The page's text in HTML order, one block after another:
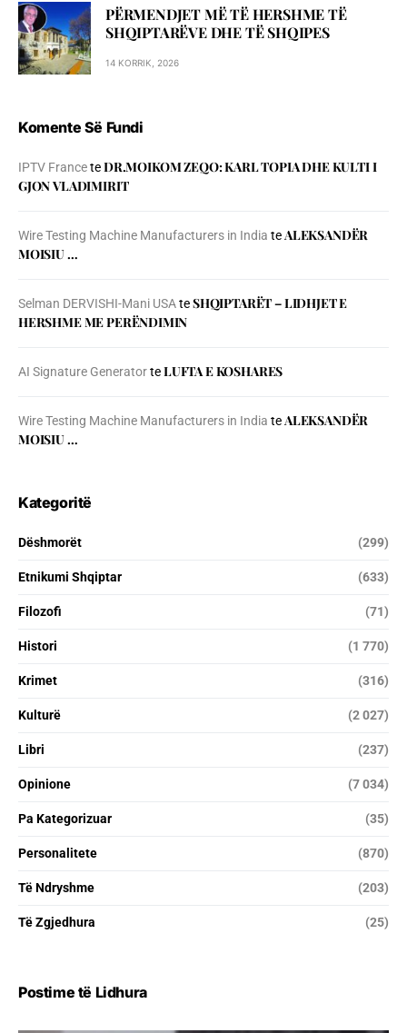
PËRMENDJET MË TË HERSHME TË
SHQIPTARËVE DHE TË SHQIPES
14 KORRIK, 2026
Komente Së Fundi
IPTV FranceteDR.MOIKOM ZEQO: KARL TOPIA DHE KULTI I
GJON VLADIMIRIT
Wire Testing Machine Manufacturers in India teALEKSANDËR
MOISIU …
Selman DERVISHI-Mani USAteSHQIPTARËT – LIDHJET E
HERSHME ME PERËNDIMIN
AI Signature GeneratorteLUFTA E KOSHARES
Wire Testing Machine Manufacturers in India teALEKSANDËR
MOISIU …
Kategoritë
Dëshmorët (299)
Etnikumi Shqiptar (633)
Filozofi (71)
Histori (1 770)
Krimet (316)
Kulturë (2 027)
Libri (237)
Opinione (7 034)
Pa Kategorizuar (35)
Personalitete (870)
Të Ndryshme (203)
Të Zgjedhura (25)
Postime të Lidhura